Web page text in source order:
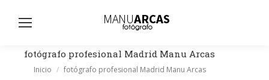
fotógrafo profesional Madrid Manu Arcas
Estás aquí:
Inicio fotógrafo profesional Madrid Manu Arcas